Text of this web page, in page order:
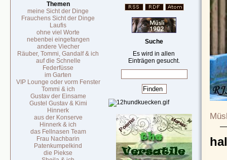
Themen
meine Sicht der Dinge
Frauchens Sicht der Dinge
Laufis
ohne viel Worte
nebenbei eingefangen
andere Viecher
Räuber, Tommi, Gandalf & ich
auf die Schnelle
Federfüsse
im Garten
VIP Lounge oder vorm Fenster
Tommi & ich
Gustav der Einsame
Gustel Gustav & Kimi
Hinnerk
aus der Konserve
Hinnerk & ich
das Fellnasen Team
Frau Nachbarin
Patenkumpelkind
die Piekse
Suche
Es wird in allen
Einträgen gesucht.